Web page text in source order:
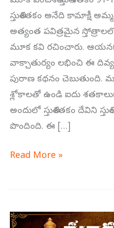
స్తుతిశతకం అనేది కామాక్షీ
అత్యంత పవిత్రమైన
మూక కవి రచించారు.
వాక్చాతుర్యం లభించి ఈ
పురాణ కథనం చెబుతుంది.
శ్లోకాలతో ఉండి ఐదు
అందులో స్తుతిశతకం దేవిని
పొందింది. ఈ […]
Read More »
మూక